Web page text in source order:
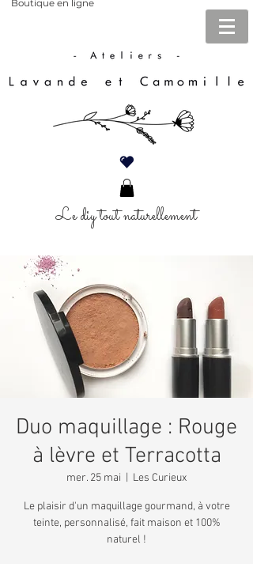
Boutique en ligne
Le diy tout naturellement
Duo maquillage : Rouge
à lèvre et Terracotta
mer. 25 mai Les Curieux
Le plaisir d'un maquillage gourmand, à votre
teinte, personnalisé, fait maison et 100%
naturel !